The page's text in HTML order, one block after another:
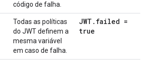
código de falha.
Todas as políticas
do JWT definem a
mesma variável
em caso de falha.
JWT . failed =
true